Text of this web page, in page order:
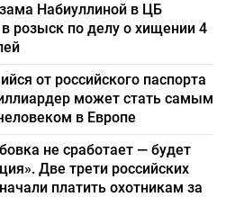
Набиуллиной в ЦБ
розыск по делу о хищении 4
от российского паспорта
может стать самым
в Европе
не сработает — будет
Две трети российских
платить охотникам за